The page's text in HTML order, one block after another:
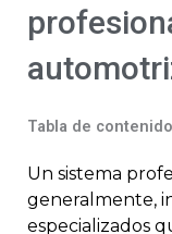
Tabla de
Un sistema
generalmente,
especializados